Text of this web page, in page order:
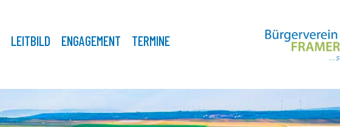
LEITBILD ENGAGEMENT TERMINE